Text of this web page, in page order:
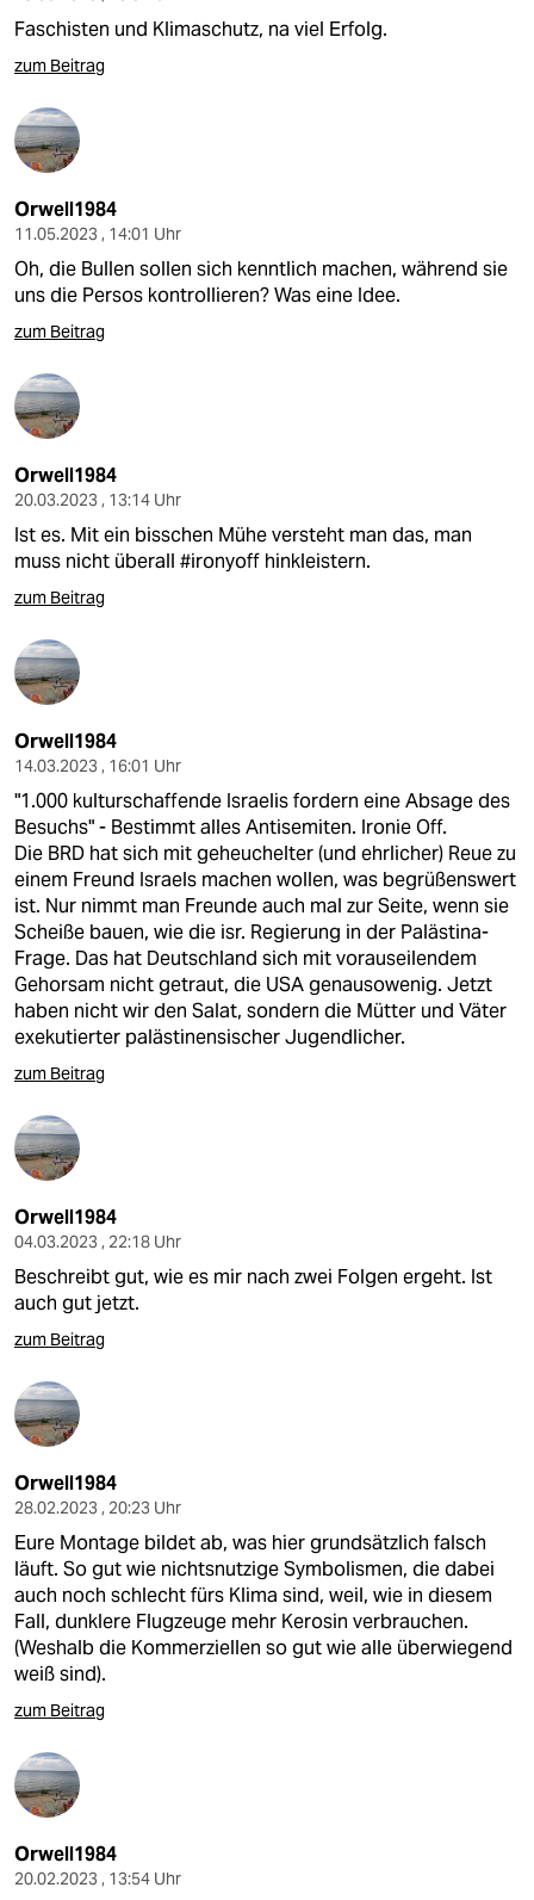
Faschisten und Klimaschutz, na viel Erfolg.
zum Beitrag
Orwell1984
11.05.2023 , 14:01 Uhr
Oh, die Bullen sollen sich kenntlich machen, während sie
uns die Persos kontrollieren? Was eine Idee.
zum Beitrag
Orwell1984
20.03.2023 , 13:14 Uhr
Ist es. Mit ein bisschen Mühe versteht man das, man
muss nicht überall #ironyoff hinkleistern.
zum Beitrag
Orwell1984
14.03.2023 , 16:01 Uhr
"1.000 kulturschaffende Israelis fordern eine Absage des
Besuchs" - Bestimmt alles Antisemiten. Ironie Off.
Die BRD hat sich mit geheuchelter (und ehrlicher) Reue zu
einem Freund Israels machen wollen, was begrüßenswert
ist. Nur nimmt man Freunde auch mal zur Seite, wenn sie
Scheiße bauen, wie die isr. Regierung in der Palästina-
Frage. Das hat Deutschland sich mit vorauseilendem
Gehorsam nicht getraut, die USA genausowenig. Jetzt
haben nicht wir den Salat, sondern die Mütter und Väter
exekutierter palästinensischer Jugendlicher.
zum Beitrag
Orwell1984
04.03.2023 , 22:18 Uhr
Beschreibt gut, wie es mir nach zwei Folgen ergeht. Ist
auch gut jetzt.
zum Beitrag
Orwell1984
28.02.2023 , 20:23 Uhr
Eure Montage bildet ab, was hier grundsätzlich falsch
läuft. So gut wie nichtsnutzige Symbolismen, die dabei
auch noch schlecht fürs Klima sind, weil, wie in diesem
Fall, dunklere Flugzeuge mehr Kerosin verbrauchen.
(Weshalb die Kommerziellen so gut wie alle überwiegend
weiß sind).
zum Beitrag
Orwell1984
20.02.2023 , 13:54 Uhr